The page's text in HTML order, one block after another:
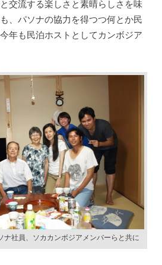
交流する楽しさと素晴らしさを味
、パソナの協力を得つつ何とか民
年も民泊ホストとしてカンボジア
ナ社員、ソカカンボジアメンバーらと共に